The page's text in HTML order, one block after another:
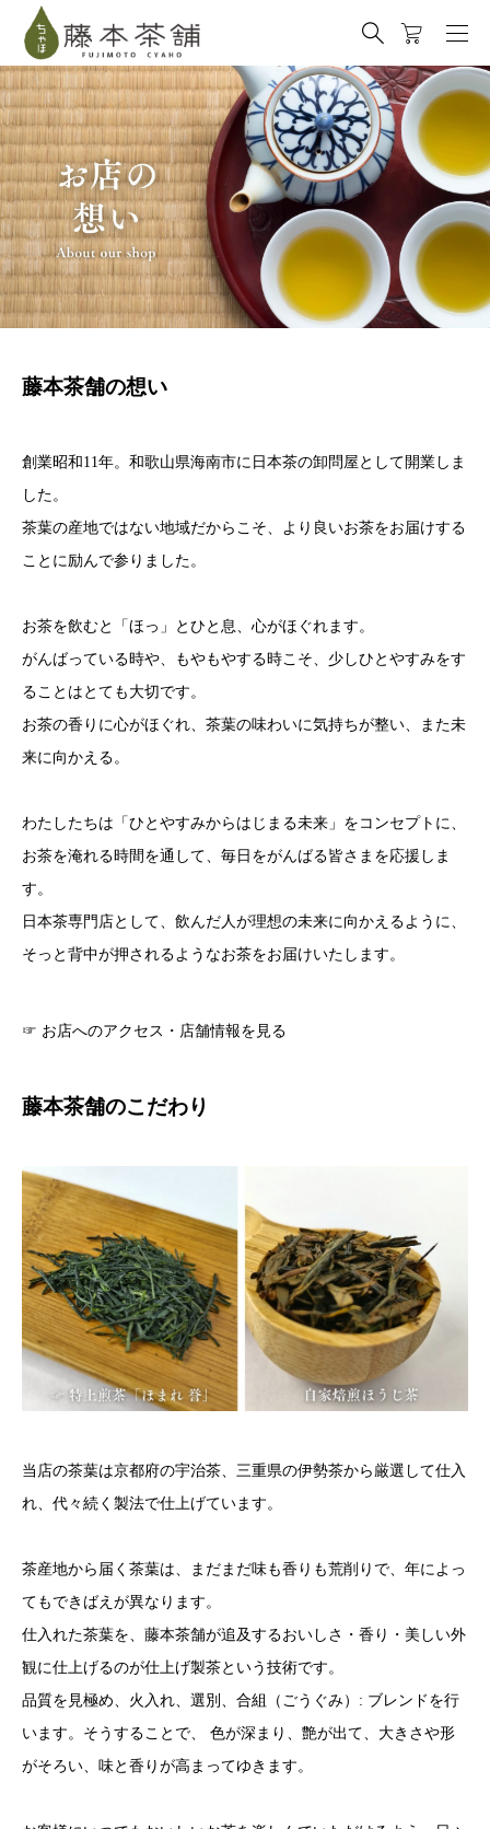
藤本茶舗の想い
創業昭和11年。和歌山県海南市に日本茶の卸問屋として開業しま
した。
茶葉の産地ではない地域だからこそ、より良いお茶をお届けする
ことに励んで参りました。
お茶を飲むと「ほっ」とひと息、心がほぐれます。
がんばっている時や、もやもやする時こそ、少しひとやすみをす
ることはとても大切です。
お茶の香りに心がほぐれ、茶葉の味わいに気持ちが整い、また未
来に向かえる。
わたしたちは「ひとやすみからはじまる未来」をコンセプトに、
お茶を淹れる時間を通して、毎日をがんばる皆さまを応援しま
す。
日本茶専門店として、飲んだ人が理想の未来に向かえるように、
そっと背中が押されるようなお茶をお届けいたします。
☞ お店へのアクセス・店舗情報を見る
藤本茶舗のこだわり
当店の茶葉は京都府の宇治茶、三重県の伊勢茶から厳選して仕入
れ、代々続く製法で仕上げています。
茶産地から届く茶葉は、まだまだ味も香りも荒削りで、年によっ
てもできばえが異なります。
仕入れた茶葉を、藤本茶舗が追及するおいしさ・香り・美しい外
観に仕上げるのが仕上げ製茶という技術です。
品質を見極め、火入れ、選別、合組（ごうぐみ）: ブレンドを行
います。そうすることで、 色が深まり、艶が出て、大きさや形
がそろい、味と香りが高まってゆきます。